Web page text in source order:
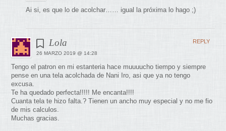
Ai si, es que lo de acolchar…… igual la próxima lo hago ;)
Lola
26 MARZO 2019 @ 14:28
Tengo el patron en mi estanteria hace muuuucho tiempo y siempre
pense en una tela acolchada de Nani Iro, asi que ya no tengo
excusa.
Te ha quedado perfecta!!!!! Me encanta!!!!
Cuanta tela te hizo falta.? Tienen un ancho muy especial y no me fio
de mis calculos.
Muchas gracias.
REPLY